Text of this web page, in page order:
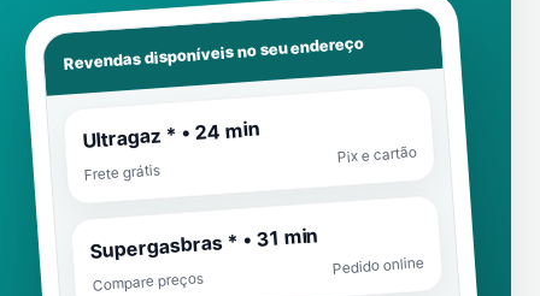
Revendas disponíveis no seu endereço
Ultragaz * • 24 min
Frete grátis
Pix e cartão
Supergasbras * • 31 min
Compare preços
Pedido online